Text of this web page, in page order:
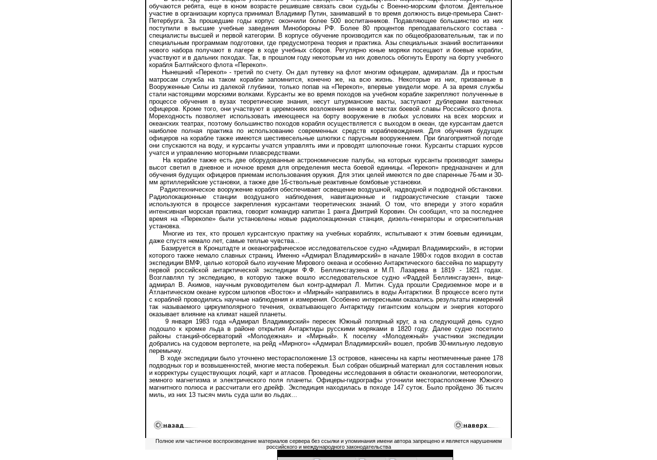
обучаются ребята, еще в юном возрасте решившие связать свои судьбы с Военно-морским флотом. Деятельное
участие в организации корпуса принимал Владимир Путин, занимавший в то время должность вице-премьера Санкт-
Петербурга. За прошедшие годы корпус окончили более 500 воспитанников. Подавляющее большинство из них
поступили в высшие учебные заведения Минобороны РФ. Более 80 процентов преподавательского состава -
специалисты высшей и первой категории. В корпусе обучение производится как по общеобразовательным, так и по
специальным программам подготовки, где предусмотрена теория и практика. Азы специальных знаний воспитанники
нового набора получают в лагере в ходе учебных сборов. Регулярно юные моряки посещают и боевые корабли,
участвуют и в дальних походах. Так, в прошлом году некоторым из них довелось обогнуть Европу на борту учебного
корабля Балтийского флота «Перекоп».
Нынешний «Перекоп» - третий по счету. Он дал путевку на флот многим офицерам, адмиралам. Да и простым
матросам служба на таком корабле запомнится, конечно же, на всю жизнь. Некоторые из них, призванные в
Вооруженные Силы из далекой глубинки, только попав на «Перекоп», впервые увидели море. А за время службы
стали настоящими морскими волками. Курсанты же во время походов на учебном корабле закрепляют полученные в
процессе обучения в вузах теоретические знания, несут штурманские вахты, заступают дублерами вахтенных
офицеров. Кроме того, они участвуют в церемониях возложения венков в местах боевой славы Российского флота.
Мореходность позволяет использовать имеющееся на борту вооружение в любых условиях на всех морских и
океанских театрах, поэтому большинство походов корабля осуществляется с выходом в океан, где курсантам дается
наиболее полная практика по использованию современных средств кораблевождения. Для обучения будущих
офицеров на корабле также имеются шестивесельные шлюпки с парусным вооружением. При благоприятной погоде
они спускаются на воду, и курсанты учатся управлять ими и проводят шлюпочные гонки. Курсанты старших курсов
учатся и управлению моторными плавсредствами.
На корабле также есть две оборудованные астрономические палубы, на которых курсанты производят замеры
высот светил в дневное и ночное время для определения места боевой единицы. «Перекоп» предназначен и для
обучения будущих офицеров приемам использования оружия. Для этих целей имеются по две спаренные 76-мм и 30-
мм артиллерийские установки, а также две 16-ствольные реактивные бомбовые установки.
Радиотехническое вооружение корабля обеспечивает освещение воздушной, надводной и подводной обстановки.
Радиолокационные станции воздушного наблюдения, навигационные и гидроакустические станции также
используются в процессе закрепления курсантами теоретических знаний. О том, что впереди у этого корабля
интенсивная морская практика, говорит командир капитан 1 ранга Дмитрий Коровин. Он сообщил, что за последнее
время на «Перекопе» были установлены новые радиолокационная станция, дизель-генераторы и опреснительная
установка.
Многие из тех, кто прошел курсантскую практику на учебных кораблях, испытывают к этим боевым единицам,
даже спустя немало лет, самые теплые чувства...
Базируется в Кронштадте и океанографическое исследовательское судно «Адмирал Владимирский», в истории
которого также немало славных страниц. Именно «Адмирал Владимирский» в начале 1980-х годов входил в состав
экспедиции ВМФ, целью которой было изучение Мирового океана и особенно Антарктического бассейна по маршруту
первой российской антарктической экспедиции Ф.Ф. Беллинсгаузена и М.П. Лазарева в 1819 - 1821 годах.
Возглавлял ту экспедицию, в которую также вошло исследовательское судно «Фаддей Беллинсгаузен», вице-
адмирал В. Акимов, научным руководителем был контр-адмирал Л. Митин. Суда прошли Средиземное море и в
Атлантическом океане курсом шлюпов «Восток» и «Мирный» направились в воды Антарктики. В процессе всего пути
с кораблей проводились научные наблюдения и измерения. Особенно интересными оказались результаты измерений
так называемого циркумполярного течения, охватывающего Антарктиду гигантским кольцом и энергия которого
оказывает влияние на климат нашей планеты.
9 января 1983 года «Адмирал Владимирский» пересек Южный полярный круг, а на следующий день судно
подошло к кромке льда в районе открытия Антарктиды русскими моряками в 1820 году. Далее судно посетило
районы станций-обсерваторий «Молодежная» и «Мирный». К поселку «Молодежный» участники экспедиции
добрались на судовом вертолете, на рейд «Мирного» «Адмирал Владимирский» вошел, пробив 30-мильную ледовую
перемычку.
В ходе экспедиции было уточнено месторасположение 13 островов, нанесены на карты неотмеченные ранее 178
подводных гор и возвышенностей, многие места побережья. Был собран обширный материал для составления новых
и корректуры существующих лоций, карт и атласов. Проведены исследования в области океанологии, метеорологии,
земного магнетизма и электрического поля планеты. Офицеры-гидрографы уточнили месторасположение Южного
магнитного полюса и рассчитали его дрейф. Экспедиция находилась в походе 147 суток. Было пройдено 36 тысяч
миль, из них 13 тысяч миль суда шли во льдах...
Полное или частичное воспроизведение материалов сервера без ссылки и упоминания имени автора запрещено и является нарушением
российского и международного законодательства